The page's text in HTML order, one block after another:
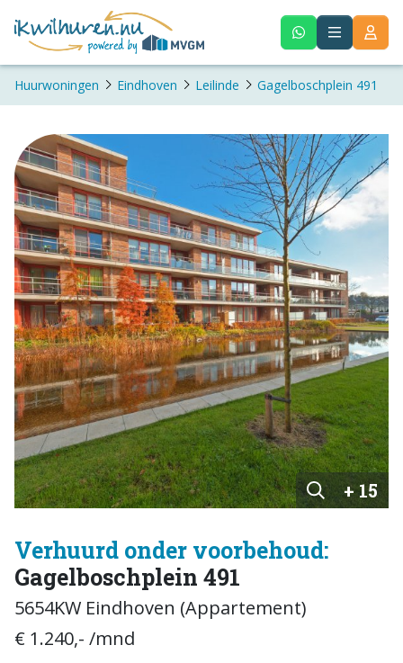
Huurwoningen Eindhoven Leilinde Gagelboschplein 491
+ 15
Verhuurd onder voorbehoud:
Gagelboschplein 491
5654KW Eindhoven (Appartement)
€ 1.240,- /mnd